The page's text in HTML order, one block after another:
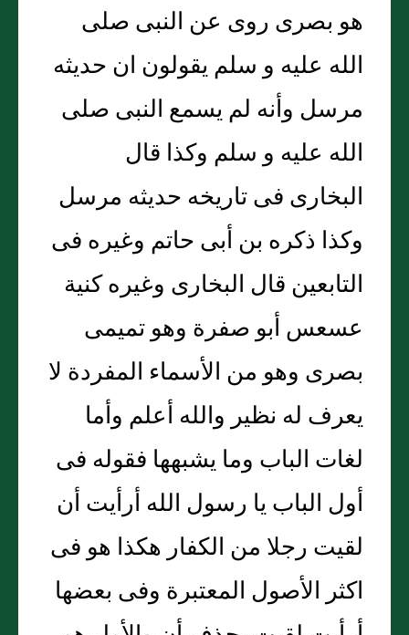
هو بصرى روى عن النبى صلى
الله عليه و سلم يقولون ان حديثه
مرسل وأنه لم يسمع النبى صلى
الله عليه و سلم وكذا قال
البخارى فى تاريخه حديثه مرسل
وكذا ذكره بن أبى حاتم وغيره فى
التابعين قال البخارى وغيره كنية
عسعس أبو صفرة وهو تميمى
بصرى وهو من الأسماء المفردة لا
يعرف له نظير والله أعلم وأما
لغات الباب وما يشبهها فقوله فى
أول الباب يا رسول الله أرأيت أن
لقيت رجلا من الكفار هكذا هو فى
اكثر الأصول المعتبرة وفى بعضها